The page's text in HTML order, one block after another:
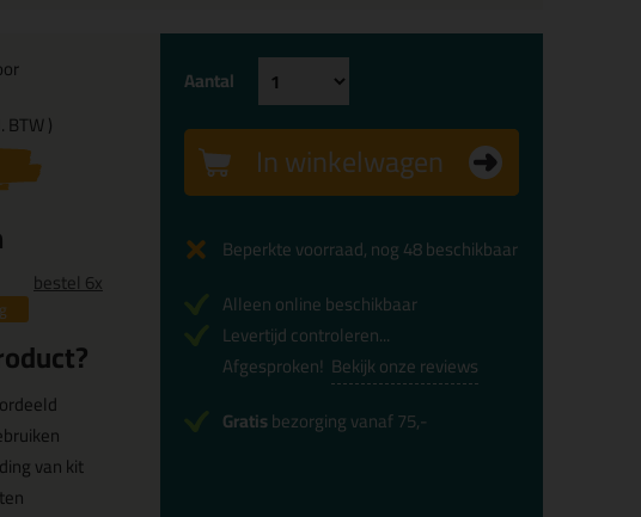
BTW )
bestel 6x
van kit
Aantal
In winkelwagen
Beperkte voorraad, nog 48 beschikbaar
Alleen online beschikbaar
Levertijd controleren...
Afgesproken! Bekijk onze reviews
Gratisbezorging vanaf 75,-